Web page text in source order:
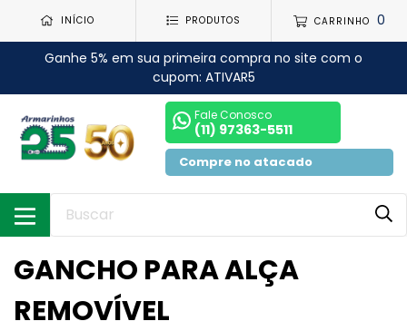
INÍCIO PRODUTOS CARRINHO 0
Ganhe 5% em sua primeira compra no site com o
cupom: ATIVAR5
Fale Conosco
(11) 97363-5511
Compre no atacado
GANCHO PARA ALÇA
REMOVÍVEL